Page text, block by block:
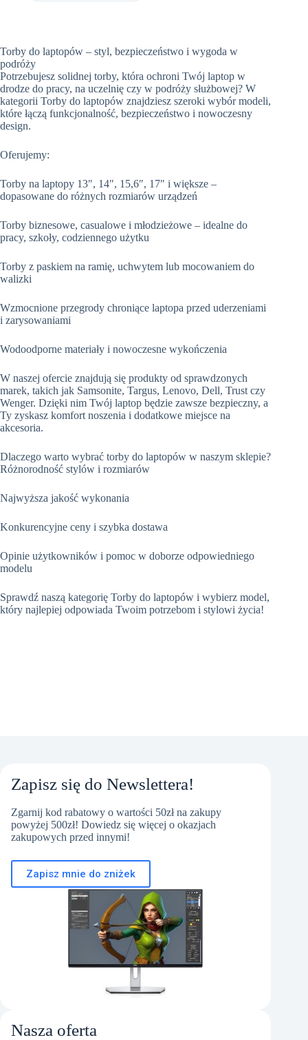
Torby do laptopów – styl, bezpieczeństwo i wygoda w
podróży
Potrzebujesz solidnej torby, która ochroni Twój laptop w
drodze do pracy, na uczelnię czy w podróży służbowej? W
kategorii Torby do laptopów znajdziesz szeroki wybór modeli,
które łączą funkcjonalność, bezpieczeństwo i nowoczesny
design.
Oferujemy:
Torby na laptopy 13″, 14″, 15,6″, 17″ i większe –
dopasowane do różnych rozmiarów urządzeń
Torby biznesowe, casualowe i młodzieżowe – idealne do
pracy, szkoły, codziennego użytku
Torby z paskiem na ramię, uchwytem lub mocowaniem do
walizki
Wzmocnione przegrody chroniące laptopa przed uderzeniami
i zarysowaniami
Wodoodporne materiały i nowoczesne wykończenia
W naszej ofercie znajdują się produkty od sprawdzonych
marek, takich jak Samsonite, Targus, Lenovo, Dell, Trust czy
Wenger. Dzięki nim Twój laptop będzie zawsze bezpieczny, a
Ty zyskasz komfort noszenia i dodatkowe miejsce na
akcesoria.
Dlaczego warto wybrać torby do laptopów w naszym sklepie?
Różnorodność stylów i rozmiarów
Najwyższa jakość wykonania
Konkurencyjne ceny i szybka dostawa
Opinie użytkowników i pomoc w doborze odpowiedniego
modelu
Sprawdź naszą kategorię Torby do laptopów i wybierz model,
który najlepiej odpowiada Twoim potrzebom i stylowi życia!
Zapisz się do Newslettera!
Zgarnij kod rabatowy o wartości 50zł na zakupy
powyżej 500zł! Dowiedz się więcej o okazjach
zakupowych przed innymi!
Zapisz mnie do zniżek
Nasza oferta